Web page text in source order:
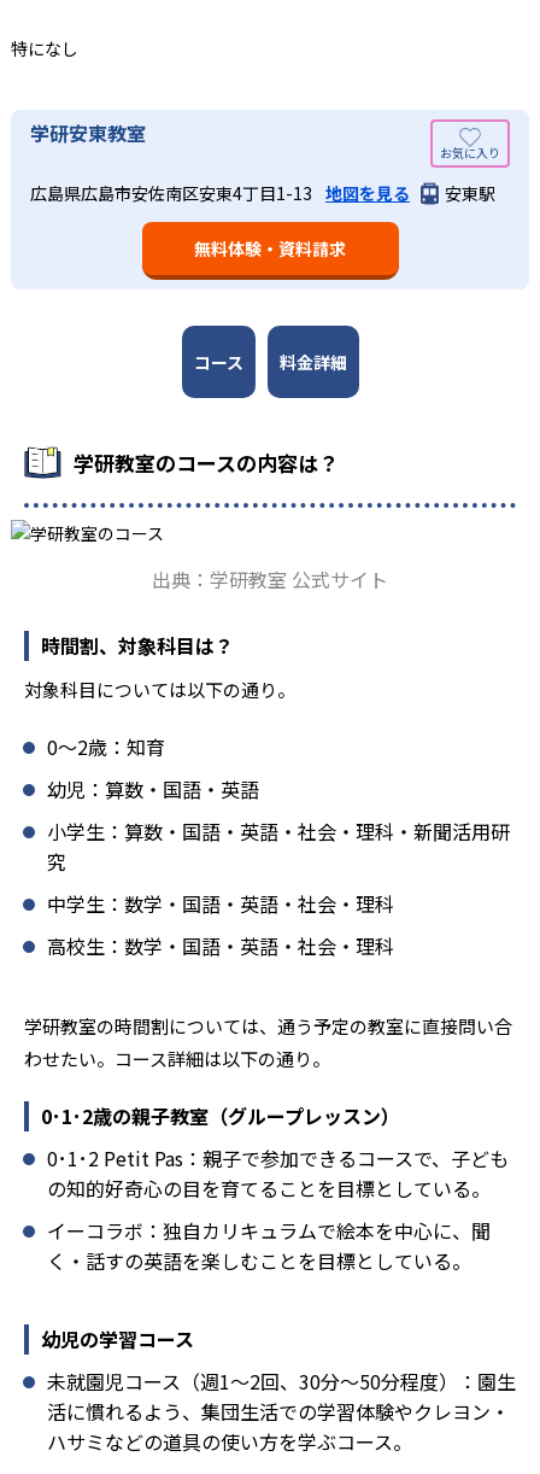
る。「自分から進んで学習する」姿勢や態度の育成も重視
している。
03
週2回の教室学習と毎日の家庭学習
学研教室では、週2回の教室学習と毎日の家庭学習（宿題学
習）の相乗効果を活かす形で生徒の学力向上を進める。週2
回の教室学習において指導者は、生徒の様子を観察しなが
ら学習指導と学習管理を実施。教室学習日以外の日のため
に自宅学習用の教材も提供し、学習の習慣化と学力の定着
を図っている。進度が早い子供は先取り学習も可能だ。
家庭学習で学習させている。そのため、算数（数学）と国
長時間の勉強が苦手な人向け
学研教室では、小学生については、1回の学習時間を30～
50分程度と設定している。この時間設定は、子どもが集中
して学習できる時間が通常「学年×10分±10分」と考えら
れていることに由来するものだ。この限界を超えて勉強し
ても学習の効果は上がらないと学研教室は考え、単なる長
時間学習よりくり返し学習の効果を重視している。そのた
出典：学研教室 公式サイト
学研教室が持つ最大のメリットは、学研の教材開発ノウハ
ウを結集して制作した学習教材を使用している点だ。この
教材は、学習指導要領の内容を全てカバーしており、学校
の勉強がよくわかるというもの。基礎から応用まで、少し
固めから先取り学習まで対応している。算数と国語を重視
すると共に、幼児・小学校低学年から外国語活動の学習に
も対応。中学校英語の準備や高校入試向けの英語力育成に
学研教室の先生は、研修会や勉強会で日々指導スキルを研
鑽している。「子どもたちに学ぶ喜びを」「自信を」「生
きる力を」という理念のもとで生徒一人ひとりに向き合っ
ており、生徒それぞれの「できるところ」「良いところ」
導により生徒の「やる気」を引き出し、無理のない学習と
報にも精通しており、学習相談や教育相談、保護者とのコ
ミュニケーションにも対応している。
学研教室では、楽しく生き生きと学ぶことも重視してい
知・情・意のバランスのとれた生徒の育成を推進。「教室
でのあいさつ」「くつ・かばんの整とん」といったしつけ
面の指導も実施し、全人的な教育に取り組んでいる点も、
メリットと言えるだろう。
学研教室のデメリットとしては、基礎をより重視している
分、生徒によっては物足りなく感じる可能性がある点だろ
特になし
学研安東教室
広島県広島市安佐南区安東4丁目1-13 地図を見る 安東駅
無料体験・資料請求
コース 料金詳細
学研教室のコースの内容は？
出典：学研教室 公式サイト
時間割、対象科目は？
対象科目については以下の通り。
0〜2歳：知育
幼児：算数・国語・英語
小学生：算数・国語・英語・社会・理科・新聞活用研
究
中学生：数学・国語・英語・社会・理科
高校生：数学・国語・英語・社会・理科
学研教室の時間割については、通う予定の教室に直接問い合
わせたい。コース詳細は以下の通り。
0･1･2歳の親子教室（グループレッスン）
0･1･2 Petit Pas：親子で参加できるコースで、子ども
の知的好奇心の目を育てることを目標としている。
イーコラボ：独自カリキュラムで絵本を中心に、聞
く・話すの英語を楽しむことを目標としている。
幼児の学習コース
未就園児コース（週1～2回、30分～50分程度）：園生
活に慣れるよう、集団生活での学習体験やクレヨン・
ハサミなどの道具の使い方を学ぶコース。